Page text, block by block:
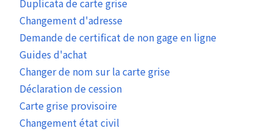
Changement d'adresse
Demande de certificat de non gage en ligne
Guides d'achat
Changer de nom sur la carte grise
Déclaration de cession
Carte grise provisoire
Changement état civil